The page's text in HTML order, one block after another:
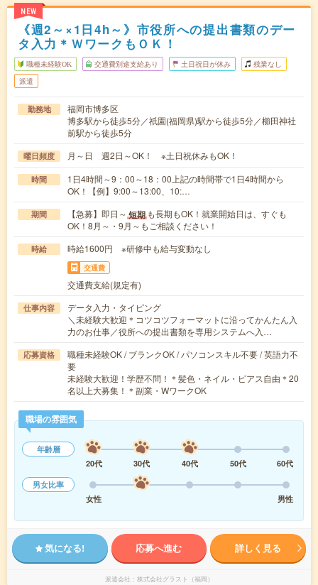
NEW
《週2～×1日4h～》市役所への提出書類のデー
タ入力＊ＷワークもＯＫ！
職種未経験OK 交通費別途支給あり 土日祝日が休み 残業なし
派遣
勤務地
福岡市博多区
博多駅から徒歩5分／祇園(福岡県)駅から徒歩5分／櫛田神社
前駅から徒歩5分
曜日頻度 月～日 週2日～OK！ ※土日祝休みもOK！
時間
1日4時間～9：00～18：00上記の時間帯で1日4時間から
OK！【例】9:00～13:00、10:…
期間 【急募】即日～ 短期 も長期もOK！就業開始日は、すぐも
OK！8月～・9月～もご相談ください！
時給 時給1600円 ※研修中も給与変動なし
交通費
交通費支給(規定有)
仕事内容
データ入力・タイピング
＼未経験大歓迎＊コツコツフォーマットに沿ってかんたん入
力のお仕事／役所への提出書類を専用システムへ入…
応募資格
職種未経験OK / ブランクOK / パソコンスキル不要 / 英語力不
要
未経験大歓迎！学歴不問！＊髪色・ネイル・ピアス自由＊20
名以上大募集！＊副業・WワークOK
職場の雰囲気
年齢層
20代
30代 40代 50代
60代
男女比率
女性
男性
気になる! 応募へ進む 詳しく見る
派遣会社 株式会社グラスト（福岡）